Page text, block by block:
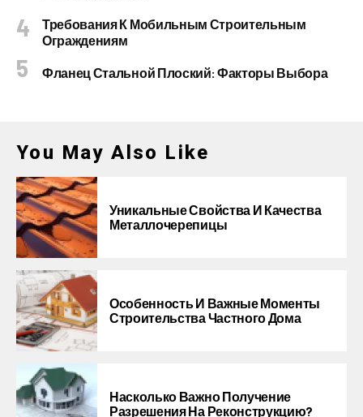
Требования К Мобильным Строительным
Ограждениям
Фланец Стальной Плоский: Факторы Выбора
You May Also Like
Уникальные Свойства И Качества
Металлочерепицы
Особенность И Важные Моменты
Строительства Частного Дома
Насколько Важно Получение
Разрешения На Реконструкцию?